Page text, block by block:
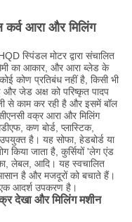
कर्व आरा और मिलिंग
स्पिंडल मोटर द्वारा संचालित
का आकार, और आरा ब्लेड के
कोण प्रतिबंध नहीं है, किसी भी
जेड अक्ष को परिष्कृत पादप
से काम कर रही है और इसमें बॉल
वक्र आरा और मिलिंग
कण बोर्ड, प्लास्टिक,
है। यह सोफा, हेडबोर्ड या
किया जाता है, कुर्सियों 'लेग एंड
लेबल, आदि। यह स्वचालित
आसान है और मजदूरों को बचाते हैं।
आदर्श उपकरण है।
देखा और मिलिंग मशीन